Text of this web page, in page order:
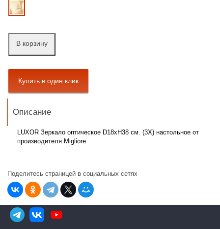
В корзину
Описание
LUXOR Зеркало оптическое D18xH38 см. (3Х) настольное от
производителя Migliore
Поделитесь страницей в социальных сетях